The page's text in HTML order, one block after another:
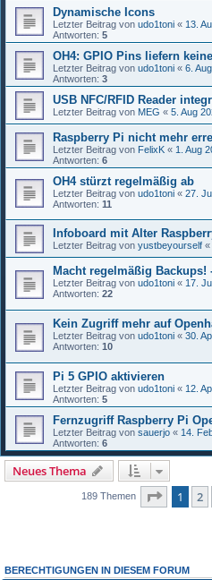
Dynamische Icons
Letzter Beitrag von udo1toni « 13.
Antworten: 5
OH4: GPIO Pins liefern
Letzter Beitrag von udo1toni « 6.
Antworten: 3
USB NFC/RFID Reader
Letzter Beitrag von MEG « 5. Aug
Raspberry Pi nicht mehr
Letzter Beitrag von FelixK « 1. Aug
Antworten: 6
OH4 stürzt regelmäßig ab
Letzter Beitrag von udo1toni « 27.
Antworten: 11
Infoboard mit Alter
Letzter Beitrag von yustbeyourself «
Macht regelmäßig
Letzter Beitrag von udo1toni « 17.
Antworten: 22
Kein Zugriff mehr auf
Letzter Beitrag von udo1toni « 30.
Antworten: 10
Pi 5 GPIO aktivieren
Letzter Beitrag von udo1toni « 12.
Antworten: 5
Fernzugriff Raspberry Pi
Letzter Beitrag von sauerjo « 14.
Antworten: 6
Neues Thema
189 Themen Seite 1
1 2
BERECHTIGUNGEN IN DIESEM FORUM